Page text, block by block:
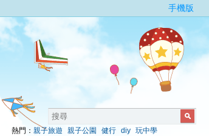
手機版
熱門： 親子旅遊 親子公園 健行 diy 玩中學